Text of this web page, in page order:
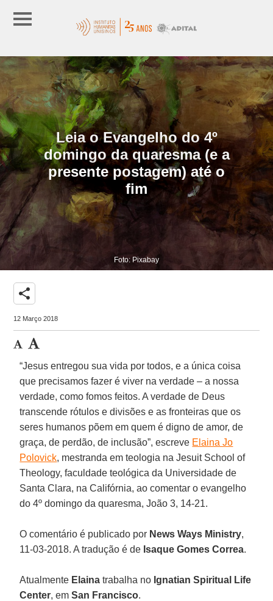
Leia o Evangelho do 4º
domingo da quaresma (e a
presente postagem) até o
fim
Foto: Pixabay
share
12 Março 2018
“Jesus entregou sua vida por todos, e a única coisa
que precisamos fazer é viver na verdade – a nossa
verdade, como fomos feitos. A verdade de Deus
transcende rótulos e divisões e as fronteiras que os
seres humanos põem em quem é digno de amor, de
graça, de perdão, de inclusão”, escreve Elaina Jo
Polovick, mestranda em teologia na Jesuit School of
Theology, faculdade teológica da Universidade de
Santa Clara, na Califórnia, ao comentar o evangelho
do 4º domingo da quaresma, João 3, 14-21.
O comentário é publicado por News Ways Ministry,
11-03-2018. A tradução é de Isaque Gomes Correa.
Atualmente Elaina trabalha no Ignatian Spiritual Life
Center, emSan Francisco.